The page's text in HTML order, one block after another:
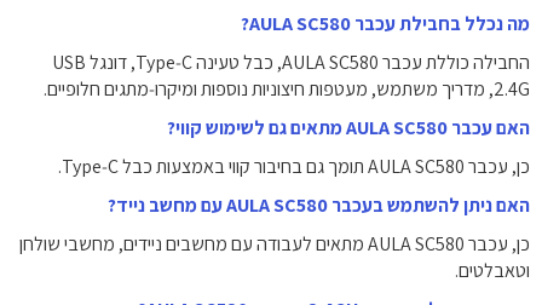
מה נכלל בחבילת עכבר AULA SC580?
החבילה כוללת עכבר AULA SC580, כבל טעינה Type‑C, דונגל USB
2.4G, מדריך משתמש, מעטפות חיצוניות נוספות ומיקרו‑מתגים חלופיים.
האם עכבר AULA SC580 מתאים גם לשימוש קווי?
כן, עכבר AULA SC580 תומך גם בחיבור קווי באמצעות כבל Type‑C.
האם ניתן להשתמש בעכבר AULA SC580 עם מחשב נייד?
כן, עכבר AULA SC580 מתאים לעבודה עם מחשבים ניידים, מחשבי שולחן
וטאבלטים.